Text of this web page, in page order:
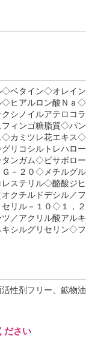
ベタイン◇オレイン
◇ヒアルロン酸Ｎａ◇
シノイルアテロコラ
ィンゴ糖脂質◇パン
◇カミツレ花エキス◇
リコシルトレハロー
ンガム◇ビサボロー
－２０◇メチルグル
ステリル◇酪酸ジヒ
クチルドデシル／フ
リル－１０◇１，２
／アクリル酸アルキ
シルグリセリン◇フ
性剤フリー、鉱物油
ださい